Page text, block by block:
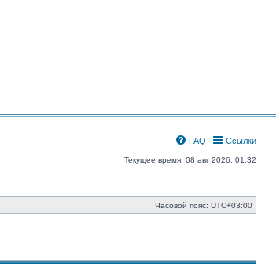
Ссылки
FAQ
Текущее время: 08 авг 2026, 01:32
Часовой пояс: UTC+03:00